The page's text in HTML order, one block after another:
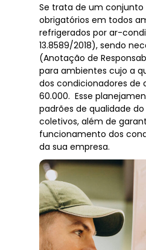
Se trata de um conjunto
obrigatórios em todos
refrigerados por ar-
13.8589/2018), sendo
(Anotação de
para ambientes cujo a
dos condicionadores de
60.000. Esse
padrões de qualidade
coletivos, além de
funcionamento dos
da sua empresa.